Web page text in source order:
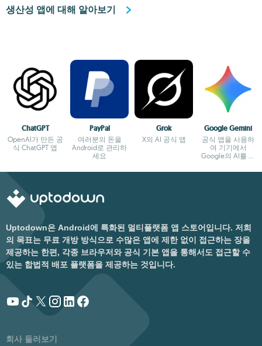
생산성 앱에 대해 알아보기
ChatGPT
OpenAI가 만든 공
식 ChatGPT 앱
PayPal
여러분의 돈을
Android로 관리하
세요
Grok
X의 AI 공식 앱
Google Gemini
공식 앱을 사용하
여 기기에서
Google의 AI를 즐
Uptodown은 Android에 특화된 멀티플랫폼 앱 스토어입니다. 저희
의 목표는 무료 개방 방식으로 수많은 앱에 제한 없이 접근하는 장을
제공하는 한편, 각종 브라우저와 공식 기본 앱을 통해서도 접근할 수
있는 합법적 배포 플랫폼을 제공하는 것입니다.
회사 둘러보기